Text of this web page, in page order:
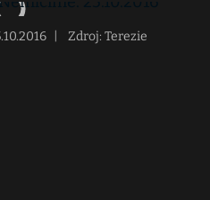
Zdroj: Terezie